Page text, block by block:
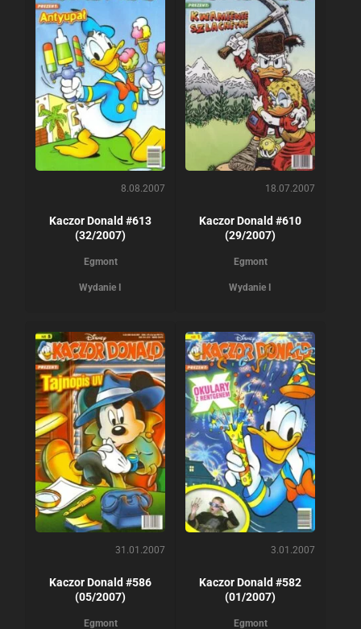
8.08.2007
Kaczor Donald #613
(32/2007)
Egmont
Wydanie I
18.07.2007
Kaczor Donald #610
(29/2007)
Egmont
Wydanie I
31.01.2007
Kaczor Donald #586
(05/2007)
Egmont
3.01.2007
Kaczor Donald #582
(01/2007)
Egmont